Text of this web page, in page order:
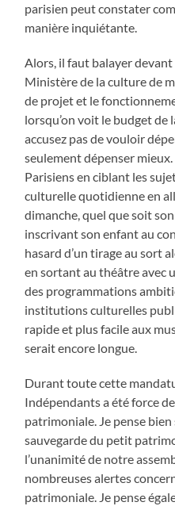
parisien peut constater
manière inquiétante.
Alors, il faut balayer devant
Ministère de la culture de
de projet et le
lorsqu’on voit le budget de
accusez pas de vouloir
seulement dépenser
Parisiens en ciblant les
culturelle quotidienne en
dimanche, quel que soit
inscrivant son enfant au
hasard d’un tirage au sort
en sortant au théâtre avec
des programmations
institutions culturelles
rapide et plus facile aux
serait encore longue.
Durant toute cette
Indépendants a été force
patrimoniale. Je pense
sauvegarde du petit
l’unanimité de notre
nombreuses alertes
patrimoniale. Je pense